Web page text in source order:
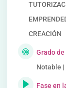
CREACIÓN
Grado
Notable |
Fase en